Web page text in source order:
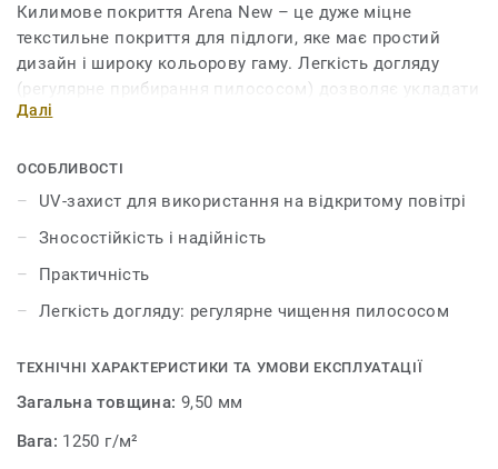
Килимове покриття Arena New – це дуже міцне
текстильне покриття для підлоги, яке має простий
дизайн і широку кольорову гаму. Легкість догляду
(регулярне прибирання пилососом) дозволяє укладати
його у холах, коридорах, на сходах і навіть у кухнях.
можна також використовувати на відкритому повітрі
(сади, тераси) і не хвилюватися, що покриття
потьмяніє. Його кольори та зовнішній вигляд
залишаються яскравими та інтенсивними протягом
тривалого часу.
Далі
ОСОБЛИВОСТІ
UV-захист для використання на відкритому повітрі
Зносостійкість і надійність
Практичність
Легкість догляду: регулярне чищення пилососом
ТЕХНІЧНІ ХАРАКТЕРИСТИКИ ТА УМОВИ ЕКСПЛУАТАЦІЇ
Загальна товщина: 9,50 мм
Вага: 1250 г/м²